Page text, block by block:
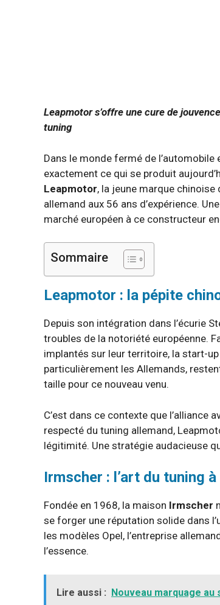
Leapmotor s’offre une cure de
tuning
Dans le monde fermé de l’automobile
exactement ce qui se produit
Leapmotor, la jeune marque
allemand aux 56 ans d’expérience.
marché européen à ce constructeur
Sommaire
Leapmotor : la pépite
Depuis son intégration dans l’écurie
troubles de la notoriété européenne.
implantés sur leur territoire, la start-
particulièrement les Allemands,
taille pour ce nouveau venu.
C’est dans ce contexte que l’alliance
respecté du tuning allemand,
légitimité. Une stratégie audacieuse
Irmscher : l’art du tuning
Fondée en 1968, la maison Irmscher
se forger une réputation solide dans
les modèles Opel, l’entreprise
l’essence.
Lire aussi : Nouveau marquage au